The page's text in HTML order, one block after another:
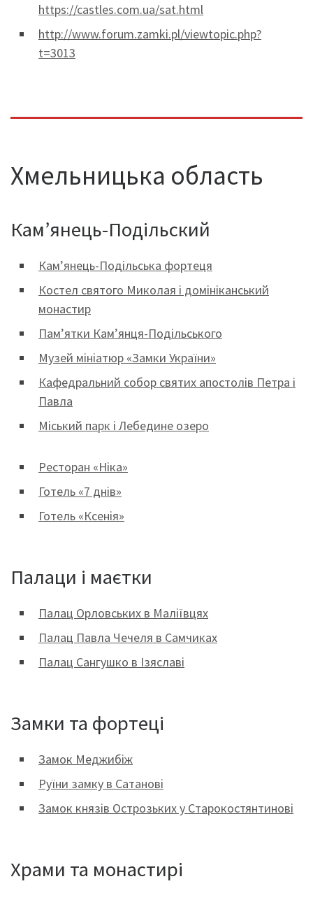
https://castles.com.ua/sat.html
http://www.forum.zamki.pl/viewtopic.php?
t=3013
Хмельницька область
Кам’янець-Подільский
Кам’янець-Подільська фортеця
Костел святого Миколая і домініканський
монастир
Пам’ятки Кам’янця-Подільського
Музей мініатюр «Замки України»
Кафедральний собор святих апостолів Петра і
Павла
Міський парк і Лебедине озеро
Ресторан «Ніка»
Готель «7 днів»
Готель «Ксенія»
Палаци і маєтки
Палац Орловських в Маліївцях
Палац Павла Чечеля в Самчиках
Палац Сангушко в Ізяславі
Замки та фортеці
Замок Меджибіж
Руїни замку в Сатанові
Замок князів Острозьких у Старокостянтинові
Храми та монастирі